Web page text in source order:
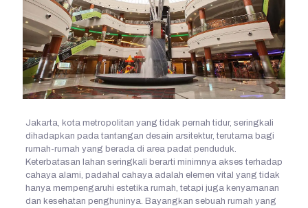
Jakarta, kota metropolitan yang tidak pernah tidur, seringkali
dihadapkan pada tantangan desain arsitektur, terutama bagi
rumah-rumah yang berada di area padat penduduk.
Keterbatasan lahan seringkali berarti minimnya akses terhadap
cahaya alami, padahal cahaya adalah elemen vital yang tidak
hanya mempengaruhi estetika rumah, tetapi juga kenyamanan
dan kesehatan penghuninya. Bayangkan sebuah rumah yang